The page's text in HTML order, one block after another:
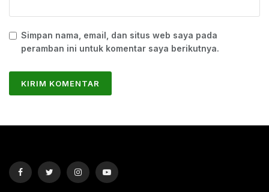
Simpan nama, email, dan situs web saya pada
peramban ini untuk komentar saya berikutnya.